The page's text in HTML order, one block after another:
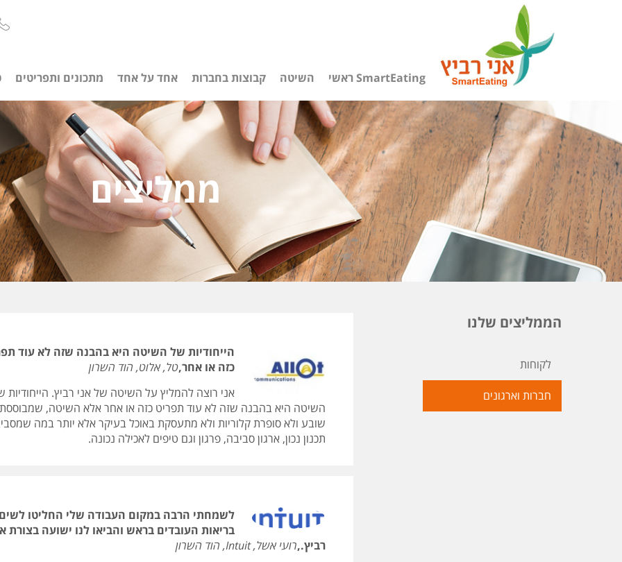
SmartEating ראשי השיטה קבוצות בחברות אחד על אחד מתכונים ותפריטים
ממליצים
הממליצים שלנו
לקוחות
חברות וארגונים
הייחודיות של השיטה היא בהבנה שזה לא עוד
כזה או אחר,טל, אלוט, הוד השרון
אני רוצה להמליץ על השיטה של אני רביץ. הייחודיות
השיטה היא בהבנה שזה לא עוד תפריט כזה או אחר אלא השיטה,
שובע ולא סופרת קלוריות ולא מתעסקת באוכל בעיקר אלא יותר במה
תכנון נכון, ארגון סביבה, פרגון וגם טיפים לאכילה נכונה.
לשמחתי הרבה במקום העבודה שלי החליטו
בריאות העובדים בראש והביאו לנו ישועה בצורת
רביץ.,רועי אשל, Intuit, הוד השרון